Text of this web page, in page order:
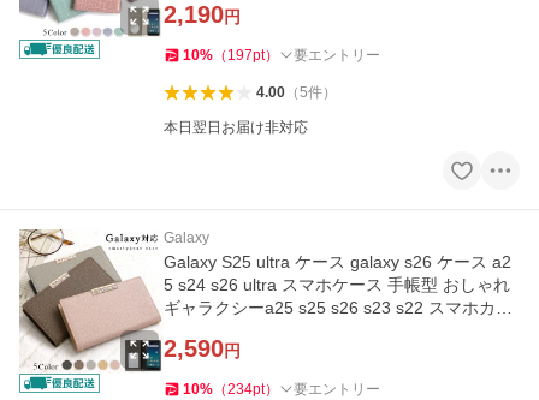
2,190円
10% （ 197pt） 要エントリー
4.00（5件）
本日翌日お届け非対応
Galaxy
Galaxy S25 ultra ケース galaxy s26 ケース a2
5 s24 s26 ultra スマホケース 手帳型 おしゃれ
ギャラクシーa25 s25 s26 s23 s22 スマホカバ
2,590円
10% （234pt） 要エントリー